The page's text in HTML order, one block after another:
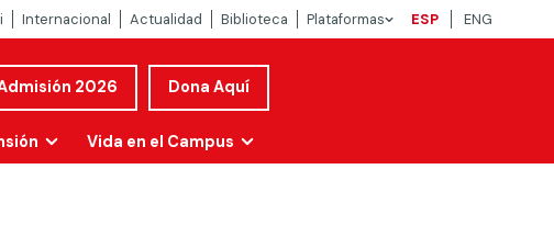
Internacional Actualidad Biblioteca Plataformas ESP ENG
2026 Dona Aquí
Vida en el Campus